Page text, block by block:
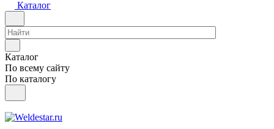
Каталог
Каталог
По всему сайту
По каталогу